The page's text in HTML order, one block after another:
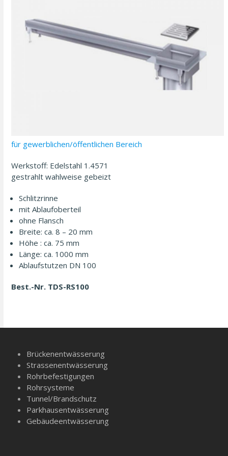
für gewerblichen/­​öffentlichen Bereich
Werkstoff: Edelstahl 1.4571
gestrahlt wahl­weise gebeizt
Schlitzrinne
mit Ablaufoberteil
ohne Flansch
Breite: ca. 8 – 20 mm
Höhe : ca. 75 mm
Länge: ca. 1000 mm
Ablauf­stutzen DN 100
Best.-Nr. TDS-RS100
Brückenentwässerung
Strassenentwässerung
Rohrbefestigungen
Rohrsysteme
Tunnel/­Brandschutz
Parkhausentwässerung
Gebäudeentwässerung